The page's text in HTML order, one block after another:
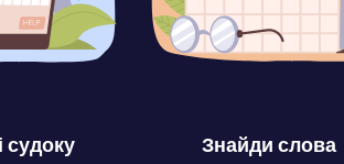
Знайди слова